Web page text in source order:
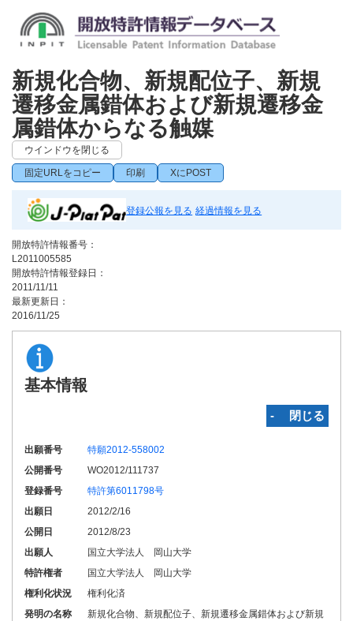
新規化合物、新規配位子、新規
遷移金属錯体および新規遷移金
属錯体からなる触媒
ウインドウを閉じる
固定URLをコピー 印刷 XにPOST
登録公報を見る 経過情報を見る
開放特許情報番号：
L2011005585
開放特許情報登録日：
2011/11/11
最新更新日：
2016/11/25
基本情報
‐ 閉じる
出願番号
特願2012-558002
公開番号
WO2012/111737
登録番号
特許第6011798号
出願日
2012/2/16
公開日
2012/8/23
出願人
国立大学法人 岡山大学
特許権者
国立大学法人 岡山大学
権利化状況
権利化済
発明の名称
新規化合物、新規配位子、新規遷移金属錯体および新規